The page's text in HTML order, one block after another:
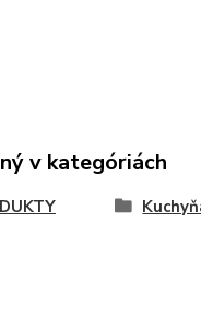
v kategóriách